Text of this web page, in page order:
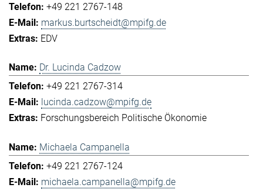
+49 221 2767-148
markus.burtscheidt@mpifg.de
EDV
Dr. Lucinda Cadzow
+49 221 2767-314
lucinda.cadzow@mpifg.de
Forschungsbereich Politische Ökonomie
Michaela Campanella
+49 221 2767-124
michaela.campanella@mpifg.de